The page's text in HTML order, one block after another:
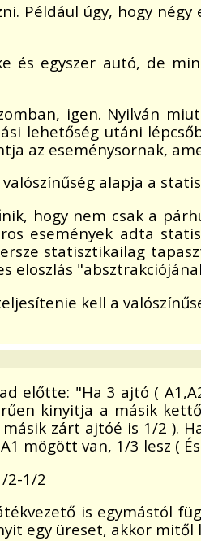
Például úgy, hogy
és egyszer autó, de
igen. Nyilván
lehetőség utáni
az eseménysornak,
alapja a
hogy nem csak a
események adta
statisztikailag
eloszlás
kell a
előtte: "Ha 3 ajtó (
kinyitja a másik
zárt ajtóé is 1/2 ).
mögött van, 1/3 lesz (
2-1/2
is egymástól
egy üreset, akkor